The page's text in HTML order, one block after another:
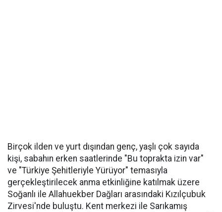
Birçok ilden ve yurt dışından genç, yaşlı çok sayıda
kişi, sabahın erken saatlerinde "Bu toprakta izin var"
ve "Türkiye Şehitleriyle Yürüyor" temasıyla
gerçekleştirilecek anma etkinliğine katılmak üzere
Soğanlı ile Allahuekber Dağları arasındaki Kızılçubuk
Zirvesi'nde buluştu. Kent merkezi ile Sarıkamış